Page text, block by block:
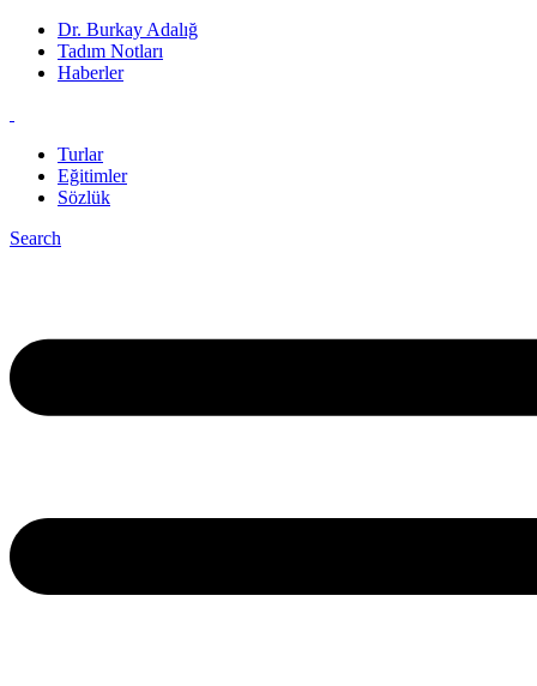
Dr. Burkay Adalığ
Tadım Notları
Haberler
Turlar
Eğitimler
Sözlük
Search